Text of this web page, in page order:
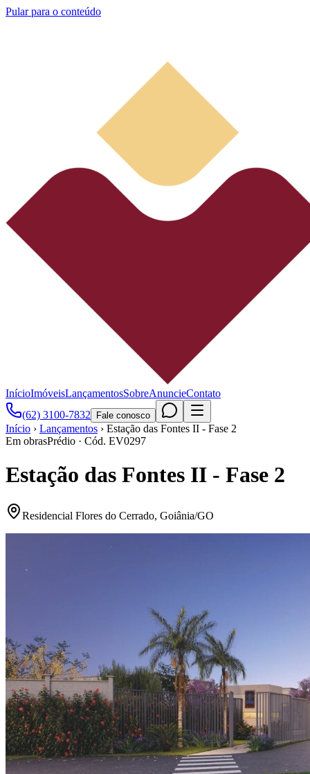
Pular para o conteúdo
InícioImóveisLançamentosSobreAnuncieContato
(62) 3100-7832
Fale conosco
Início › Lançamentos › Estação das Fontes II - Fase 2
Em obrasPrédio · Cód. EV0297
Estação das Fontes II - Fase 2
Residencial Flores do Cerrado, Goiânia/GO